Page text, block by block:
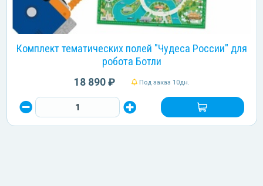
Комплект тематических полей "Чудеса России" для
робота Ботли
18 890 ₽ Под заказ 10дн.